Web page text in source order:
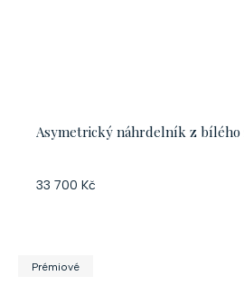
Asymetrický náhrdelník z bílého
33 700 Kč
Prémiové